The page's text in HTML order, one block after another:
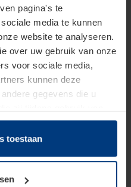
pagina's te
media te kunnen
website te analyseren.
over uw gebruik van onze
voor sociale media,
kunnen deze
gegevens die u
om cookies op uw
is. Voor alle andere
benodigd. Uw
toestaan